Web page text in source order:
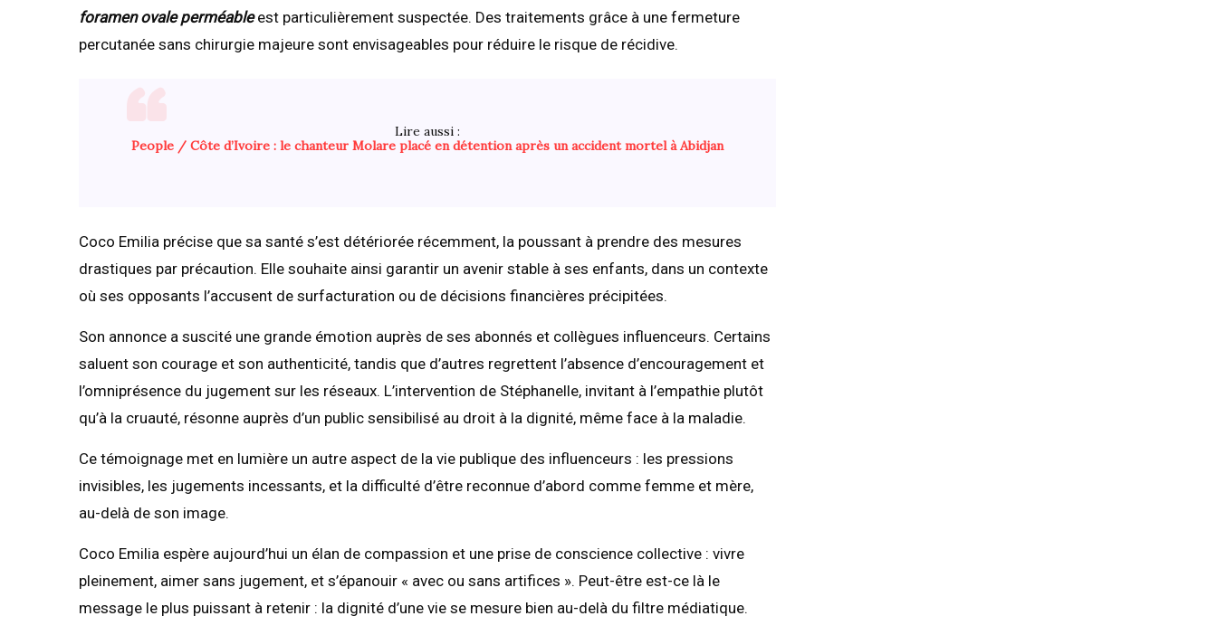
foramen ovale perméableest particulièrement suspectée. Des traitements grâce à une fermeture
percutanée sans chirurgie majeure sont envisageables pour réduire le risque de récidive.
Lire aussi :
People / Côte d’Ivoire : le chanteur Molare placé en détention après un accident mortel à Abidjan
Coco Emilia précise que sa santé s’est détériorée récemment, la poussant à prendre des mesures
drastiques par précaution. Elle souhaite ainsi garantir un avenir stable à ses enfants, dans un contexte
où ses opposants l’accusent de surfacturation ou de décisions financières précipitées.
Son annonce a suscité une grande émotion auprès de ses abonnés et collègues influenceurs. Certains
saluent son courage et son authenticité, tandis que d’autres regrettent l’absence d’encouragement et
l’omniprésence du jugement sur les réseaux. L’intervention de Stéphanelle, invitant à l’empathie plutôt
qu’à la cruauté, résonne auprès d’un public sensibilisé au droit à la dignité, même face à la maladie.
Ce témoignage met en lumière un autre aspect de la vie publique des influenceurs : les pressions
invisibles, les jugements incessants, et la difficulté d’être reconnue d’abord comme femme et mère,
au-delà de son image.
Coco Emilia espère aujourd’hui un élan de compassion et une prise de conscience collective : vivre
pleinement, aimer sans jugement, et s’épanouir « avec ou sans artifices ». Peut-être est-ce là le
message le plus puissant à retenir : la dignité d’une vie se mesure bien au-delà du filtre médiatique.